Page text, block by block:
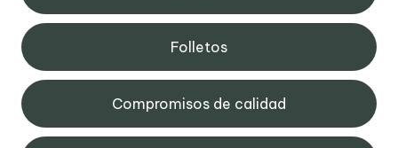
Folletos
Compromisos de calidad